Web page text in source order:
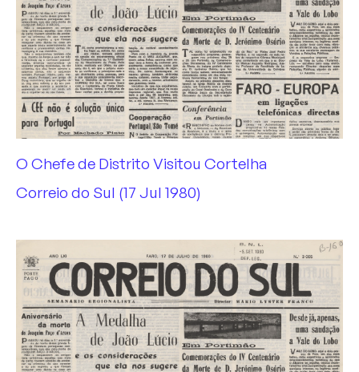
INTERVIEWS
NEWS
MEDIA
PORTUGUESE
O Chefe de Distrito Visitou Cortelha
Correio do Sul (17 Jul 1980)